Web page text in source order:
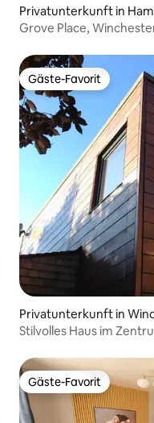
Privatunterkunft in
Grove Place,
Gäste-Favorit
Gäste-Favorit
Privatunterkunft in
Stilvolles Haus im
Gäste-Favorit
Gäste-Favorit